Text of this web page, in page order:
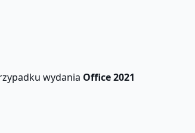
wydania Office 2021